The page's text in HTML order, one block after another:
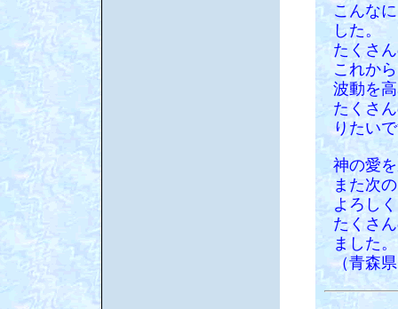
こんな
した。
たくさ
これか
波動を
たくさ
りたい
神の愛
また次
よろし
たくさ
ました。
（青森